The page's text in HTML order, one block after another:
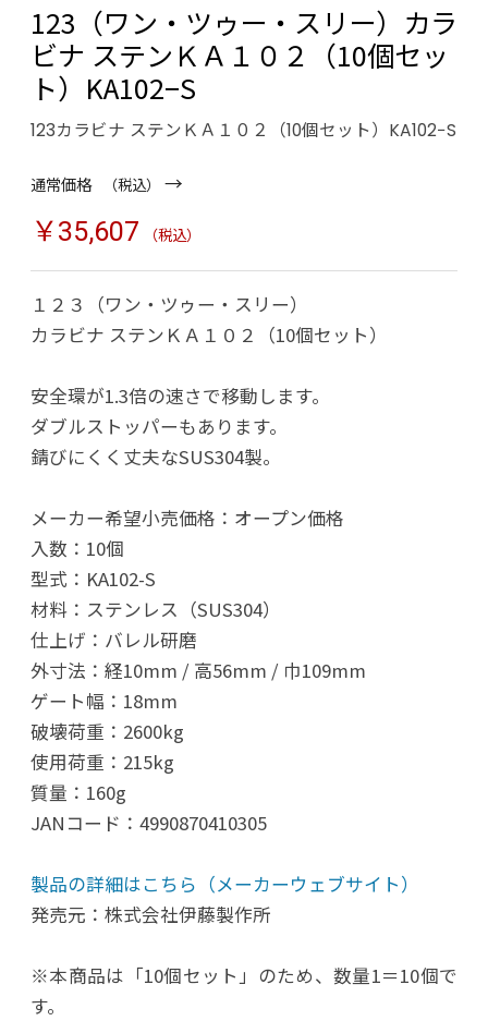
123（ワン・ツゥー・スリー）カラ
ビナ ステンＫＡ１０２（10個セッ
ト）KA102−S
123カラビナ ステンＫＡ１０２（10個セット）KA102−S
通常価格 （税込） →
￥35,607 （税込）
１２３（ワン・ツゥー・スリー）
カラビナ ステンＫＡ１０２（10個セット）
安全環が1.3倍の速さで移動します。
ダブルストッパーもあります。
錆びにくく丈夫なSUS304製。
メーカー希望小売価格：オープン価格
入数：10個
型式：KA102-S
材料：ステンレス（SUS304）
仕上げ：バレル研磨
外寸法：経10mm / 高56mm / 巾109mm
ゲート幅：18mm
破壊荷重：2600kg
使用荷重：215kg
質量：160g
JANコード：4990870410305
製品の詳細はこちら（メーカーウェブサイト）
発売元：株式会社伊藤製作所
※本商品は「10個セット」のため、数量1＝10個で
す。